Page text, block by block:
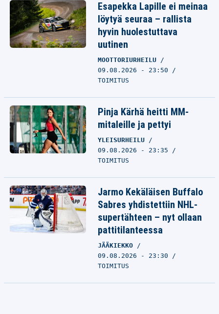
Esapekka Lapille ei meinaa
löytyä seuraa – rallista
hyvin huolestuttava
uutinen
MOOTTORIURHEILU
09.08.2026 - 23:50
TOIMITUS
Pinja Kärhä heitti MM-
mitaleille ja pettyi
YLEISURHEILU
09.08.2026 - 23:35
TOIMITUS
Jarmo Kekäläisen Buffalo
Sabres yhdistettiin NHL-
supertähteen – nyt ollaan
pattitilanteessa
JÄÄKIEKKO
09.08.2026 - 23:30
TOIMITUS